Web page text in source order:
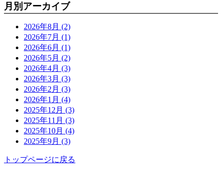
月別アーカイブ
2026年8月 (2)
2026年7月 (1)
2026年6月 (1)
2026年5月 (2)
2026年4月 (3)
2026年3月 (3)
2026年2月 (3)
2026年1月 (4)
2025年12月 (3)
2025年11月 (3)
2025年10月 (4)
2025年9月 (3)
トップページに戻る